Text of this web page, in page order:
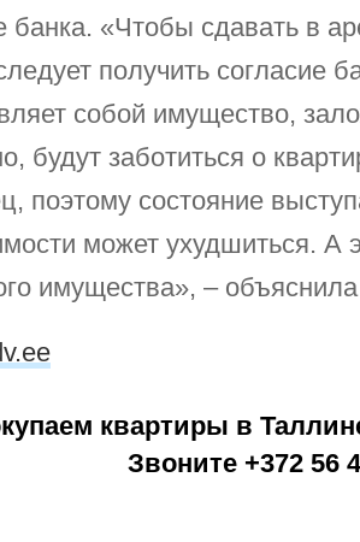
банка. «Чтобы сдавать в
получить согласие
собой имущество,
будут заботиться о
поэтому состояние
может ухудшиться. А
имущества», –
квартиры в
Звоните +372 56